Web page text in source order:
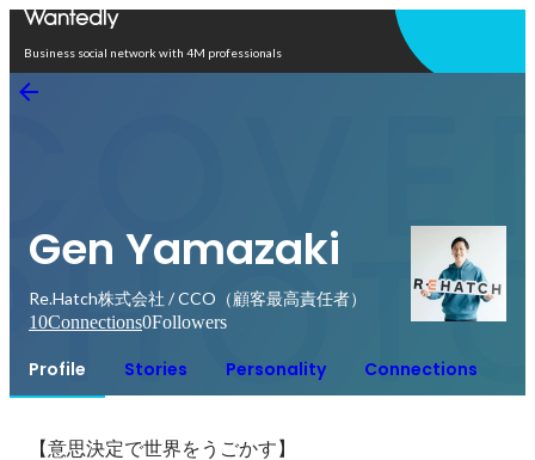
Business social network with 4M professionals
Gen Yamazaki
Re.Hatch株式会社 / CCO（顧客最高責任者）
10Connections0Followers
Profile Stories Personality Connections
【意思決定で世界をうごかす】